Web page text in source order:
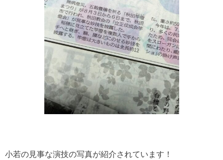
小若の見事な演技の写真が紹介されています！